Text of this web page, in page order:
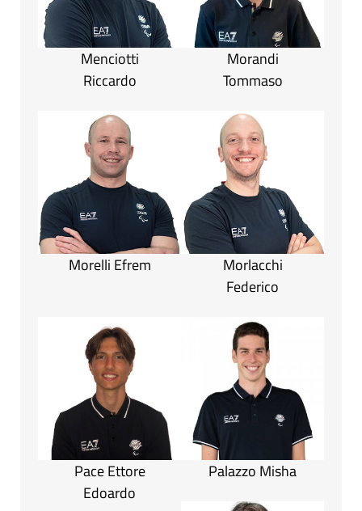
Menciotti
Riccardo
Morandi
Tommaso
Morelli Efrem
Morlacchi
Federico
Pace Ettore
Edoardo
Palazzo Misha